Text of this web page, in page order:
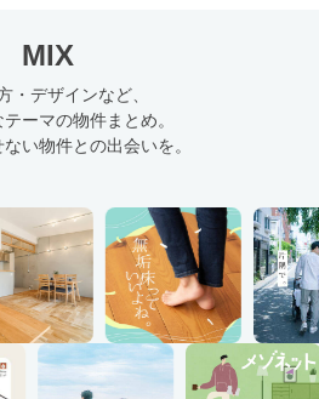
MIX
・デザインなど、
ーマの物件まとめ。
い物件との出会いを。